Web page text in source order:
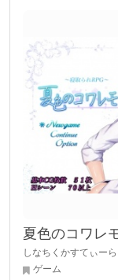
夏色のコワレ
しなちくかすてぃーら
ゲーム